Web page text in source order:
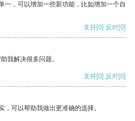
一，可以增加一些新功能，比如增加一个自
支持[0] 反对[0]
我解决很多问题。
支持[0] 反对[0]
，可以帮助我做出更准确的选择。